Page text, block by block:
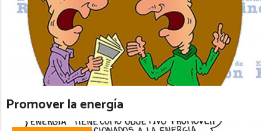
Promover la energía